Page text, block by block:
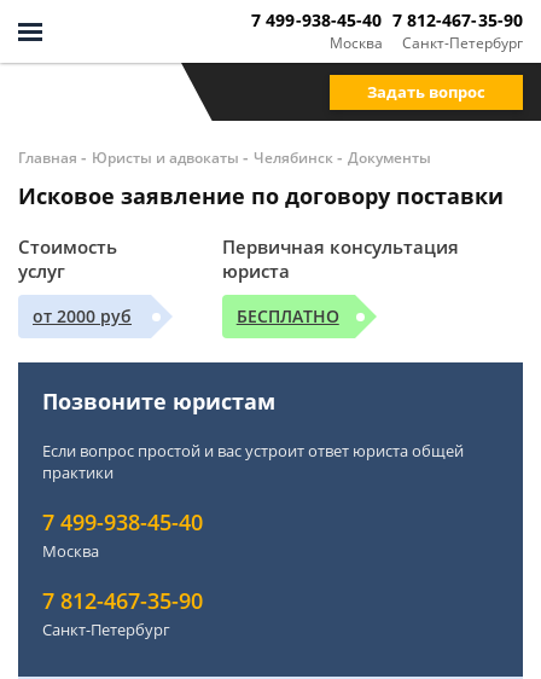
Москва
7 499-938-45-40
Санкт-Петербург
7 812-467-35-90
Задать вопрос
Главная - Юристы и адвокаты - Челябинск- Документы
Исковое заявление по договору поставки
Стоимость
услуг
от 2000 руб
Первичная консультация
юриста
БЕСПЛАТНО
Позвоните юристам
Если вопрос простой и вас устроит ответ юриста общей
практики
7 499-938-45-40
Москва
7 812-467-35-90
Санкт-Петербург